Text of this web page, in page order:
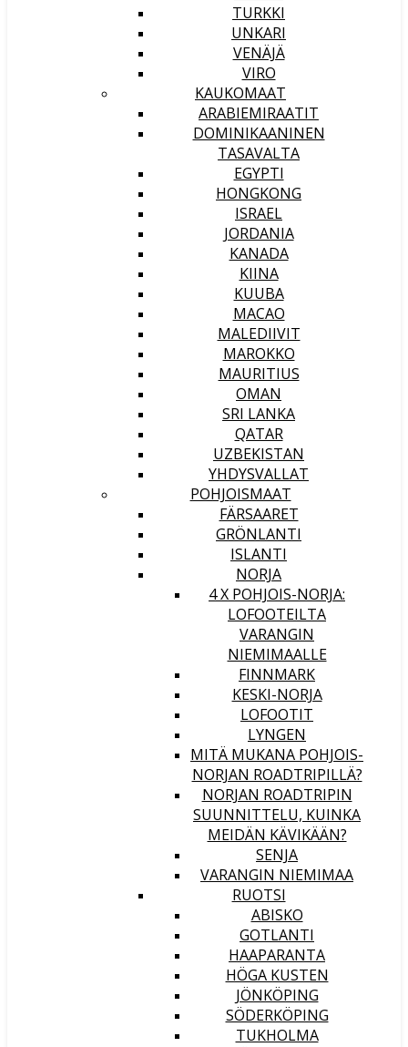
TURKKI
UNKARI
VENÄJÄ
VIRO
KAUKOMAAT
ARABIEMIRAATIT
DOMINIKAANINEN
TASAVALTA
EGYPTI
HONGKONG
ISRAEL
JORDANIA
KANADA
KIINA
KUUBA
MACAO
MALEDIIVIT
MAROKKO
MAURITIUS
OMAN
SRI LANKA
QATAR
UZBEKISTAN
YHDYSVALLAT
POHJOISMAAT
FÄRSAARET
GRÖNLANTI
ISLANTI
NORJA
4 X POHJOIS-NORJA:
LOFOOTEILTA
VARANGIN
NIEMIMAALLE
FINNMARK
KESKI-NORJA
LOFOOTIT
LYNGEN
MITÄ MUKANA POHJOIS-
NORJAN ROADTRIPILLÄ?
NORJAN ROADTRIPIN
SUUNNITTELU, KUINKA
MEIDÄN KÄVIKÄÄN?
SENJA
VARANGIN NIEMIMAA
RUOTSI
ABISKO
GOTLANTI
HAAPARANTA
HÖGA KUSTEN
JÖNKÖPING
SÖDERKÖPING
TUKHOLMA